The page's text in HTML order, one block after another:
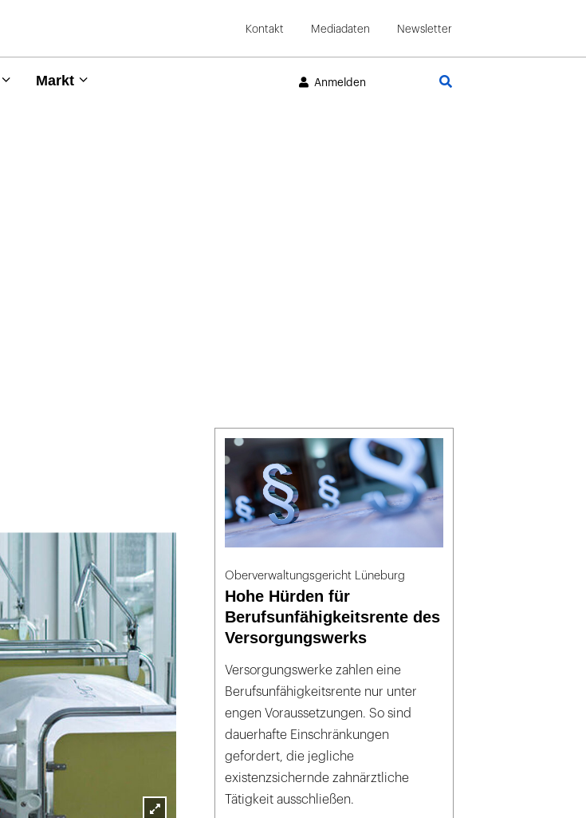
Kontakt Mediadaten Newsletter
Markt Anmelden
Oberverwaltungsgericht Lüneburg
Hohe Hürden für
Berufsunfähigkeitsrente des
Versorgungswerks
Versorgungswerke zahlen eine
Berufsunfähigkeitsrente nur unter
engen Voraussetzungen. So sind
dauerhafte Einschränkungen
gefordert, die jegliche
existenzsichernde zahnärztliche
Tätigkeit ausschließen.